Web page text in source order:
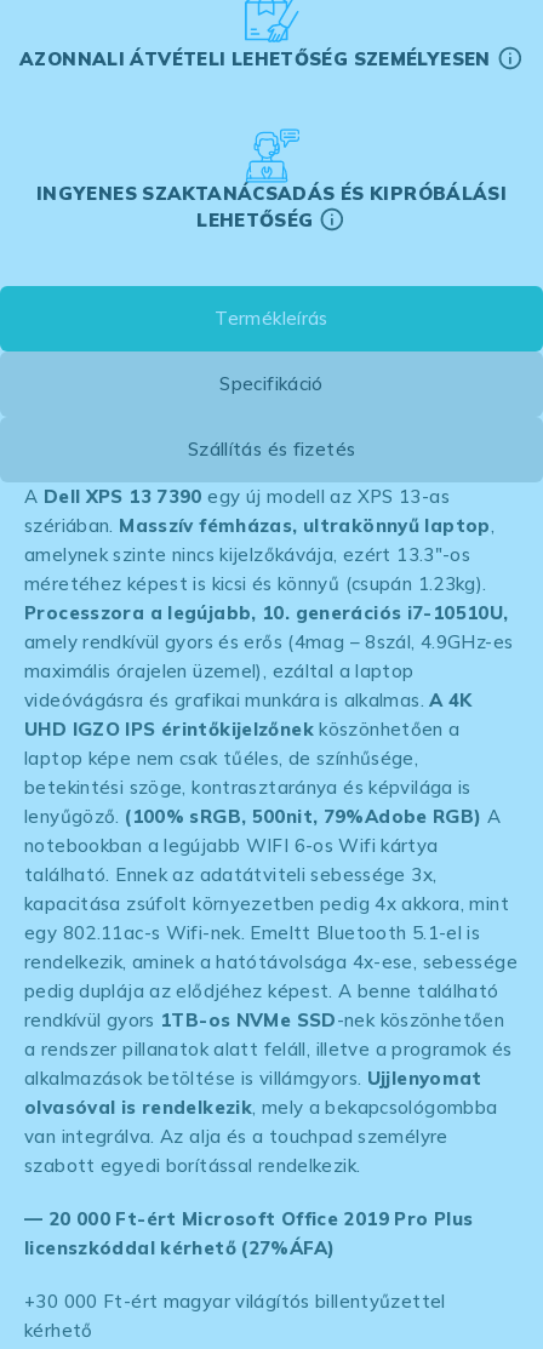
AZONNALI ÁTVÉTELI LEHETŐSÉG SZEMÉLYESEN
INGYENES SZAKTANÁCSADÁS ÉS KIPRÓBÁLÁSI
LEHETŐSÉG
Termékleírás
Specifikáció
Szállítás és fizetés
A Dell XPS 13 7390 egy új modell az XPS 13-as
szériában. Masszív fémházas, ultrakönnyű laptop
amelynek szinte nincs kijelzőkávája, ezért 13.3″-os
méretéhez képest is kicsi és könnyű (csupán 1.23kg).
Processzora a legújabb, 10. generációs i7-10510U,
amely rendkívül gyors és erős (4mag – 8szál, 4.9GHz-es
maximális órajelen üzemel), ezáltal a laptop
videóvágásra és grafikai munkára is alkalmas.A 4K
UHD IGZO IPS érintőkijelzőnekköszönhetően a
laptop képe nem csak tűéles, de színhűsége,
betekintési szöge, kontrasztaránya és képvilága is
lenyűgöző. (100% sRGB, 500nit, 79%Adobe RGB) A
notebookban a legújabb WIFI 6-os Wifi kártya
található. Ennek az adatátviteli sebessége 3x,
kapacitása zsúfolt környezetben pedig 4x akkora, mint
egy 802.11ac-s Wifi-nek. Emeltt Bluetooth 5.1-el is
rendelkezik, aminek a hatótávolsága 4x-ese, sebessége
pedig duplája az elődjéhez képest. A benne található
rendkívül gyors 1TB-os NVMe SSD-nek köszönhetően
a rendszer pillanatok alatt feláll, illetve a programok és
alkalmazások betöltése is villámgyors. Ujjlenyomat
olvasóval is rendelkezik , mely a bekapcsológombba
van integrálva. Az alja és a touchpad személyre
szabott egyedi borítással rendelkezik.
— 20 000 Ft-ért Microsoft Office 2019 Pro Plus
licenszkóddal kérhető (27%ÁFA)
+30 000 Ft-ért magyar világítós billentyűzettel
kérhető